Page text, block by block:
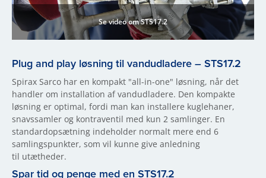
Se video om STS17.2
Plug and play løsning til vandudladere – STS17.2
Spirax Sarco har en kompakt "all-in-one" løsning, når det
handler om installation af vandudladere. Den kompakte
løsning er optimal, fordi man kan installere kuglehaner,
snavssamler og kontraventil med kun 2 samlinger. En
standardopsætning indeholder normalt mere end 6
samlingspunkter, som vil kunne give anledning
til utætheder.
Spar tid og penge med en STS17.2